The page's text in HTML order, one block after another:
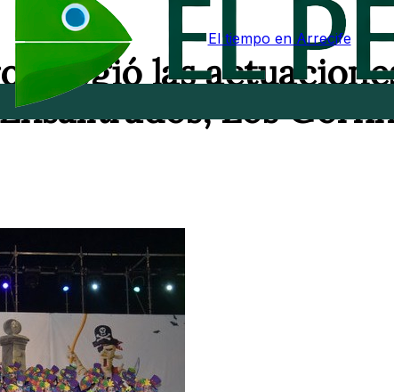
El tiempo en Arrecife
acogió las
Los